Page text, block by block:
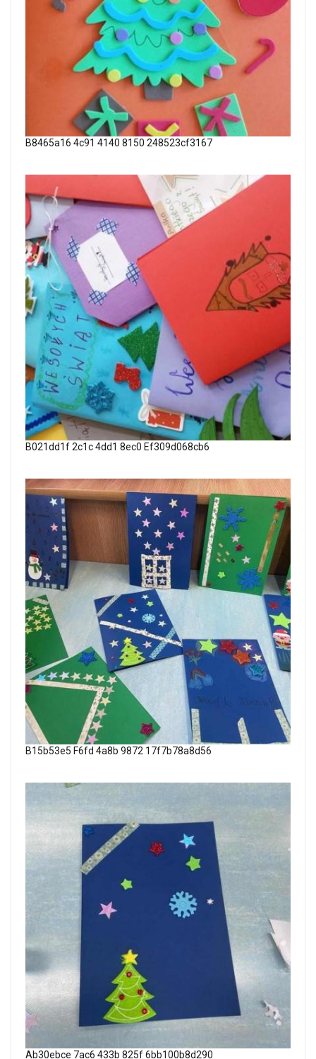
B8465a16 4c91 4140 8150 248523cf3167
B021dd1f 2c1c 4dd1 8ec0 Ef309d068cb6
B15b53e5 F6fd 4a8b 9872 17f7b78a8d56
Ab30ebce 7ac6 433b 825f 6bb100b8d290